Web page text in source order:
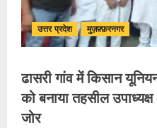
उत्तर प्रदेश मुज़फ़्फ़रनगर
ढासरी गांव में किसान
को बनाया तहसील
जोर